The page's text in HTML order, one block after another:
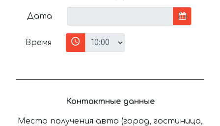
Дата
Время
Контактные данные
Место получения авто (город, гостиница,